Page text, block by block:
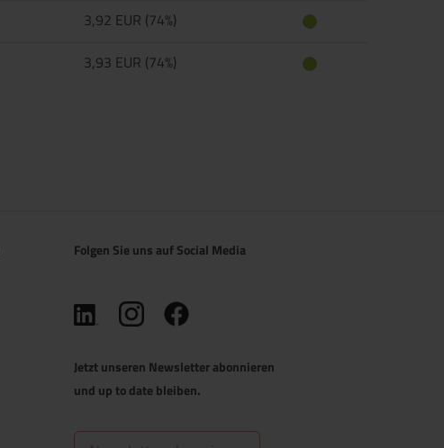
3,92 EUR (74%)
3,93 EUR (74%)
Folgen Sie uns auf Social Media
(öffnet in neuem Tab)
(öffnet in neuem Tab)
(öffnet in neuem Tab)
Jetzt unseren Newsletter abonnieren
und up to date bleiben.